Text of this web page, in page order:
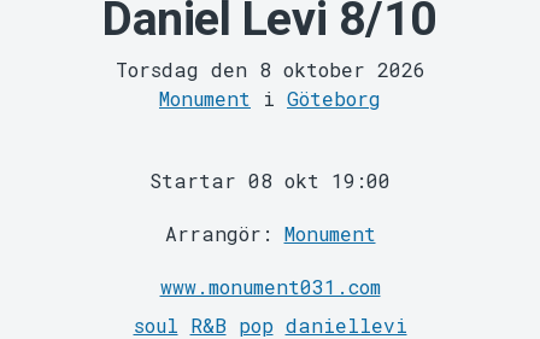
MyTickster
Daniel Levi 8/10
Torsdag den 8 oktober 2026
Monument i Göteborg
Startar 08 okt 19:00
Arrangör: Monument
www.monument031.com
soul R&B pop daniellevi